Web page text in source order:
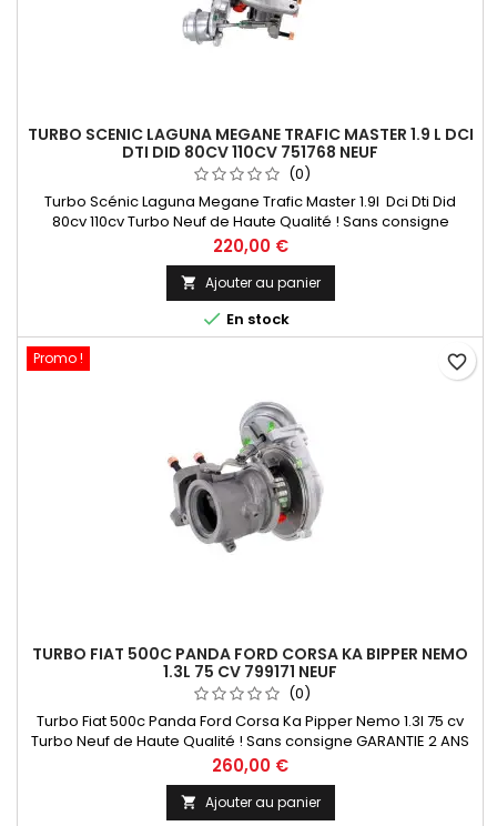
TURBO SCENIC LAGUNA MEGANE TRAFIC MASTER 1.9 L DCI
DTI DID 80CV 110CV 751768 NEUF
(0)
Turbo Scénic Laguna Megane Trafic Master 1.9l Dci Dti Did
80cv 110cv Turbo Neuf de Haute Qualité ! Sans consigne
GARANTIE 2 ANS Paiement 100 % Sécurisé En Stock expédié
sous 24 H
Prix
220,00 €
 Ajouter au panier
 En stock
Promo !
TURBO FIAT 500C PANDA FORD CORSA KA BIPPER NEMO
1.3L 75 CV 799171 NEUF
(0)
Turbo Fiat 500c Panda Ford Corsa Ka Pipper Nemo 1.3l 75 cv
Turbo Neuf de Haute Qualité ! Sans consigne GARANTIE 2 ANS
Paiement 100 % Sécurisé En Stock expédié sous 24 H
Prix
260,00 €
 Ajouter au panier
favorite_border